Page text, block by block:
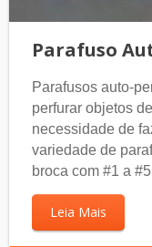
Parafuso
Parafusos auto-
perfurar objetos
necessidade de
variedade de
broca com #1 a
Leia Mais